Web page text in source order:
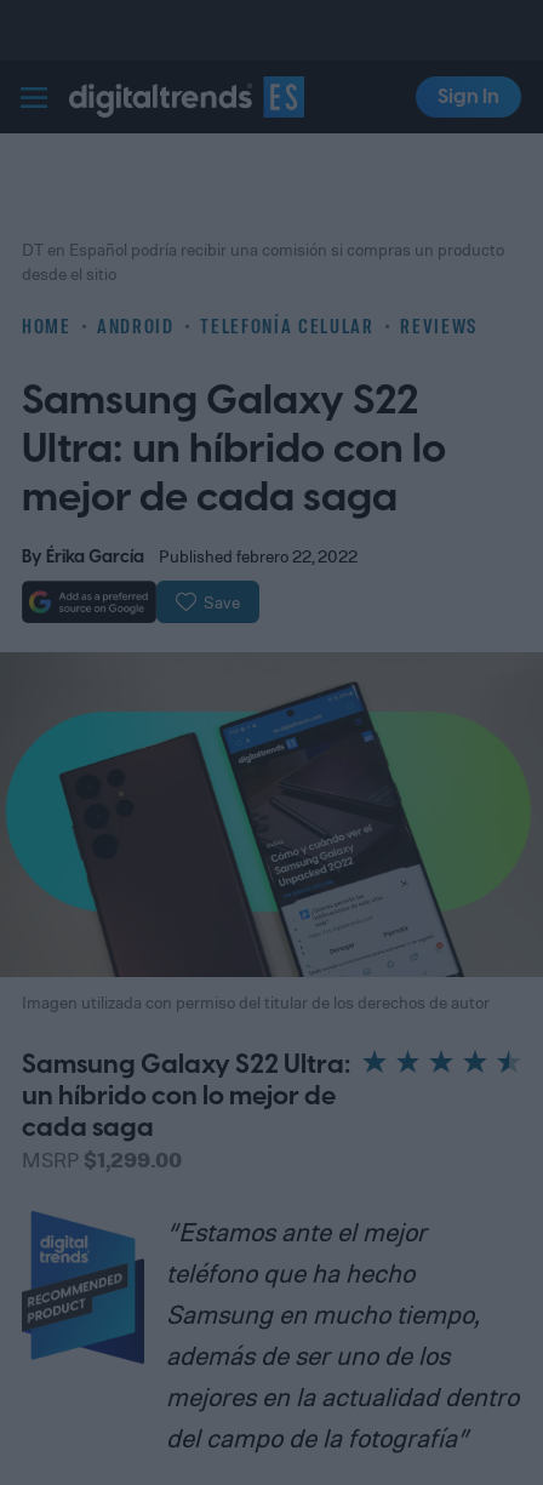
Digital Trends Español
Sign In
HOME ANDROID TELEFONÍA CELULAR REVIEWS
DT en Español podría recibir una comisión si compras un producto
desde el sitio
Samsung Galaxy S22
Ultra: un híbrido con lo
mejor de cada saga
By Érika García Published febrero 22, 2022
Save
Imagen utilizada con permiso del titular de los derechos de autor
Samsung Galaxy S22 Ultra:
un híbrido con lo mejor de
cada saga
MSRP $1,299.00
“Estamos ante el mejor
teléfono que ha hecho
Samsung en mucho tiempo,
además de ser uno de los
mejores en la actualidad dentro
del campo de la fotografía”